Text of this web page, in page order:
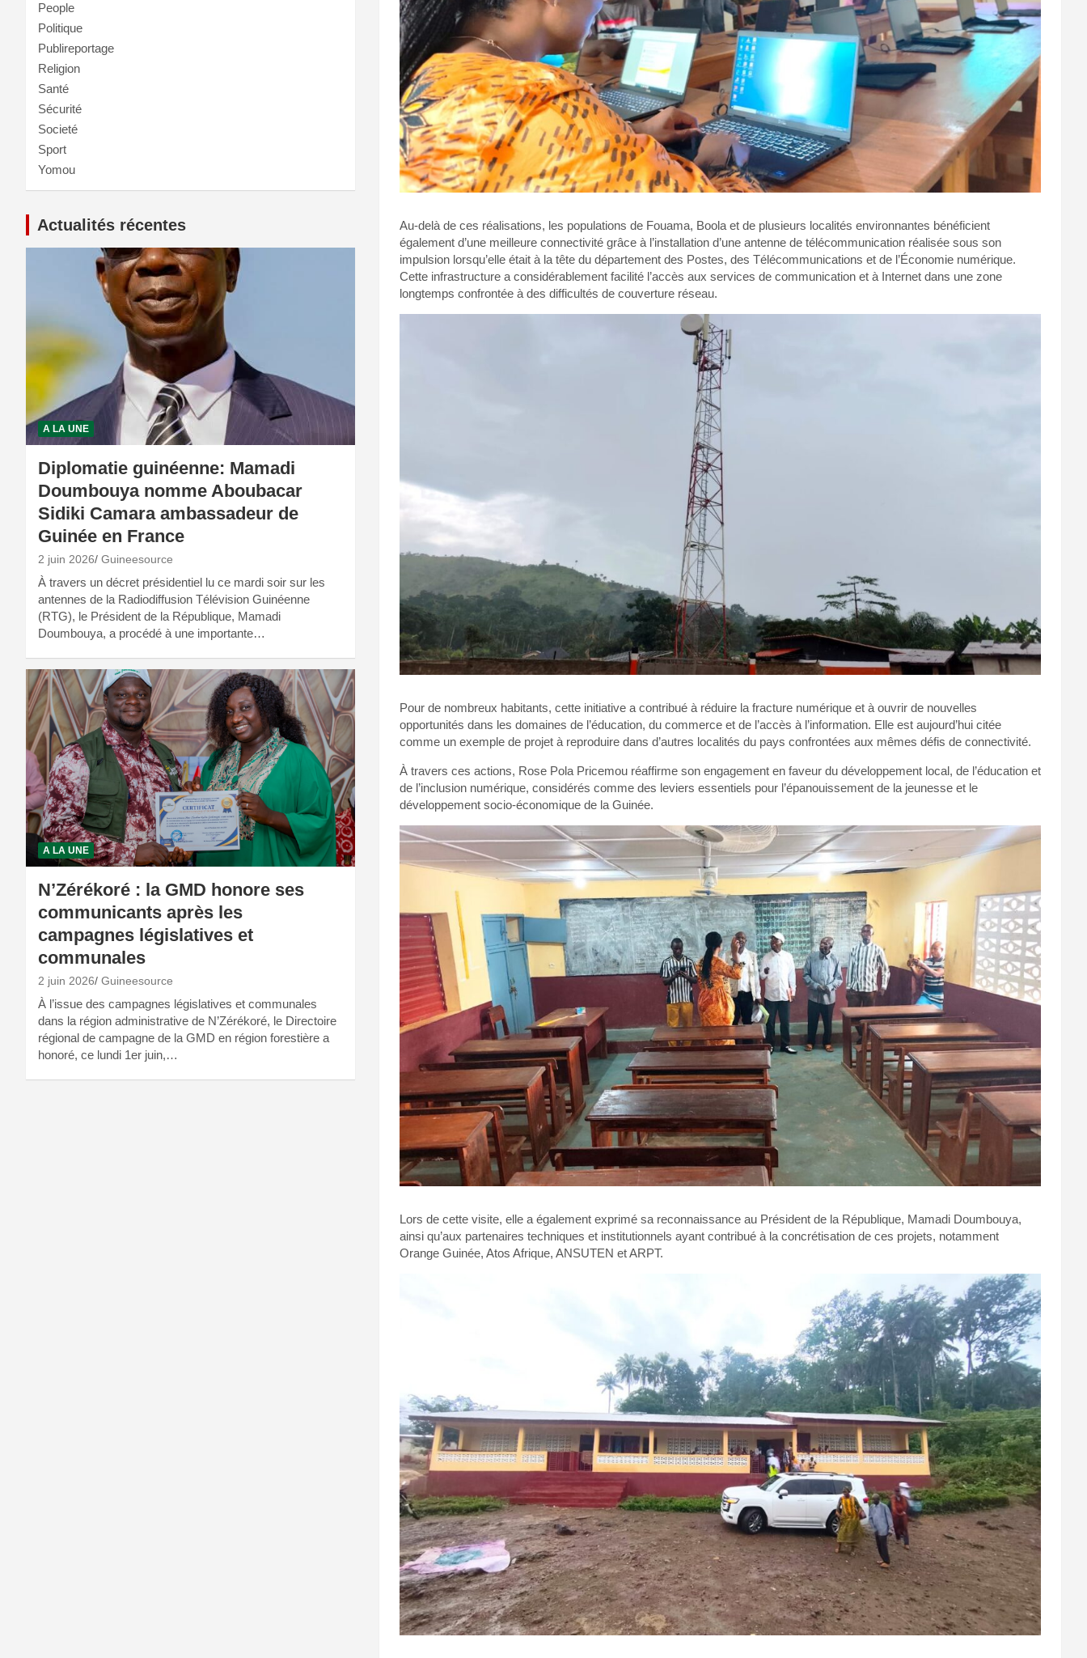
Au-delà de ces réalisations, les populations de Fouama, Boola et de plusieurs localités environnantes bénéficient
également d’une meilleure connectivité grâce à l’installation d’une antenne de télécommunication réalisée sous son
impulsion lorsqu’elle était à la tête du département des Postes, des Télécommunications et de l’Économie numérique.
Cette infrastructure a considérablement facilité l’accès aux services de communication et à Internet dans une zone
longtemps confrontée à des difficultés de couverture réseau.
Pour de nombreux habitants, cette initiative a contribué à réduire la fracture numérique et à ouvrir de nouvelles
opportunités dans les domaines de l’éducation, du commerce et de l’accès à l’information. Elle est aujourd’hui citée
comme un exemple de projet à reproduire dans d’autres localités du pays confrontées aux mêmes défis de connectivité.
À travers ces actions, Rose Pola Pricemou réaffirme son engagement en faveur du développement local, de l’éducation et
de l’inclusion numérique, considérés comme des leviers essentiels pour l’épanouissement de la jeunesse et le
développement socio-économique de la Guinée.
Lors de cette visite, elle a également exprimé sa reconnaissance au Président de la République, Mamadi Doumbouya,
ainsi qu’aux partenaires techniques et institutionnels ayant contribué à la concrétisation de ces projets, notamment
Orange Guinée, Atos Afrique, ANSUTEN et ARPT.
People
Politique
Publireportage
Religion
Santé
Sécurité
Societé
Sport
Yomou
Actualités récentes
A LA UNE
Diplomatie guinéenne: Mamadi
Doumbouya nomme Aboubacar
Sidiki Camara ambassadeur de
Guinée en France
2 juin 2026 Guineesource
À travers un décret présidentiel lu ce mardi soir sur les
antennes de la Radiodiffusion Télévision Guinéenne
(RTG), le Président de la République, Mamadi
Doumbouya, a procédé à une importante…
A LA UNE
N’Zérékoré : la GMD honore ses
communicants après les
campagnes législatives et
communales
2 juin 2026 Guineesource
À l’issue des campagnes législatives et communales
dans la région administrative de N’Zérékoré, le Directoire
régional de campagne de la GMD en région forestière a
honoré, ce lundi 1er juin,…